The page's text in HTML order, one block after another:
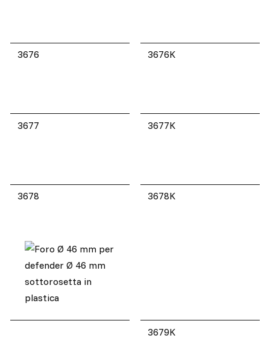
3676 3676K
3677 3677K
3678 3678K
3679K